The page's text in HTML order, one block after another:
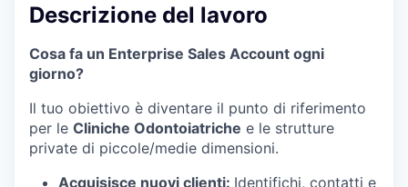
Descrizione del lavoro
Cosa fa un Enterprise Sales Account ogni
giorno?
Il tuo obiettivo è diventare il punto di riferimento
per le Cliniche Odontoiatriche e le strutture
private di piccole/medie dimensioni.
Acquisisce nuovi clienti: Identifichi, contatti e